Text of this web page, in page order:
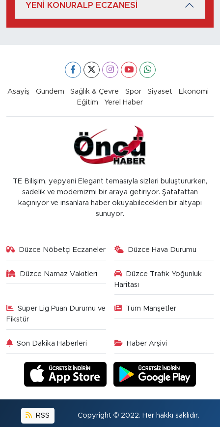
YENİ KONURALP ECZANESİ
Asayiş Gündem Sağlık & Çevre Spor Siyaset
Ekonomi
Eğitim
Yerel Haber
TE Bilişim, yepyeni Elegant temasıyla sizleri buluştururken,
sadelik ve modernizmi bir araya getiriyor. Şatafattan
kaçınıyor ve insanlara haber okuyabilecekleri bir altyapı
sunuyor.
Düzce Nöbetçi Eczaneler Düzce Hava Durumu
Düzce Namaz Vakitleri
Düzce Trafik Yoğunluk
Haritası
Süper Lig Puan Durumu ve
Fikstür
Tüm Manşetler
Son Dakika Haberleri Haber Arşivi
RSS Copyright © 2022. Her hakkı saklıdır.